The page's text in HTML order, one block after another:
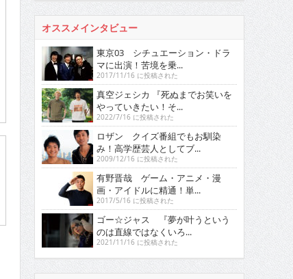
オススメインタビュー
東京03 シチュエーション・ドラ
マに出演！苦境を乗...
2017/11/16 に投稿された
真空ジェシカ 『死ぬまでお笑いを
やっていきたい！そ...
2022/7/16 に投稿された
ロザン クイズ番組でもお馴染
み！高学歴芸人としてブ...
2009/12/16 に投稿された
有野晋哉 ゲーム・アニメ・漫
画・アイドルに精通！単...
2017/5/16 に投稿された
ゴー☆ジャス 『夢が叶うという
のは直線ではなくいろ...
2021/11/16 に投稿された